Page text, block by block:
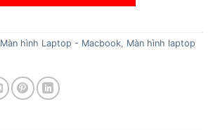
Màn hình Laptop - Macbook Màn hình laptop